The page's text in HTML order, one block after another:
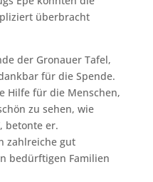
überbracht
der Gronauer Tafel,
für die Spende.
Hilfe für die Menschen,
zu sehen, wie
betonte er.
zahlreiche gut
bedürftigen Familien